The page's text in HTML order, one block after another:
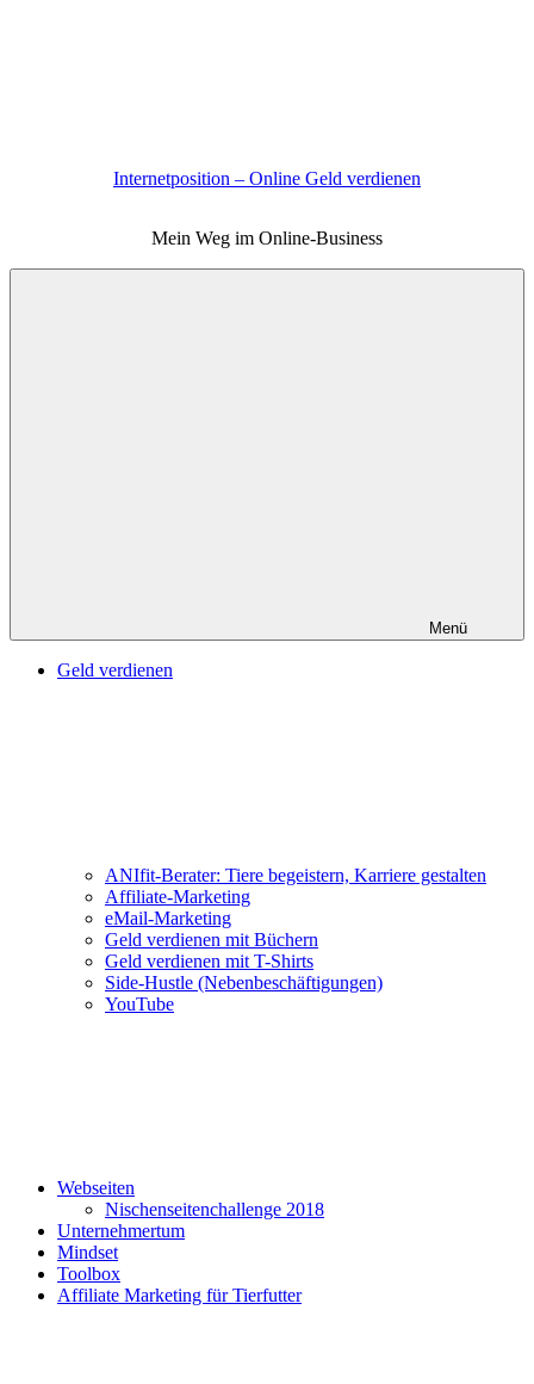
Internetposition – Online Geld verdienen
Mein Weg im Online-Business
Menü
Geld verdienen
ANIfit-Berater: Tiere begeistern, Karriere gestalten
Affiliate-Marketing
eMail-Marketing
Geld verdienen mit Büchern
Geld verdienen mit T-Shirts
Side-Hustle (Nebenbeschäftigungen)
YouTube
Webseiten
Nischenseitenchallenge 2018
Unternehmertum
Mindset
Toolbox
Affiliate Marketing für Tierfutter